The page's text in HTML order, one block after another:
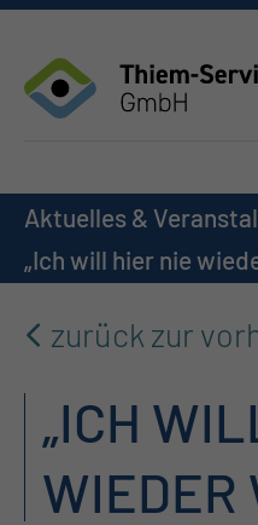
Aktuelles &
„Ich will hier nie
zurück zur
„ICH
WIEDER